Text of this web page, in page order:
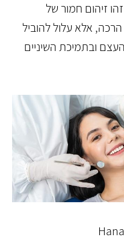
זיהום חמור של
אלא עלול להוביל
ובתמיכת השיניים